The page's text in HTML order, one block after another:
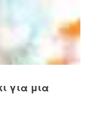
για μια